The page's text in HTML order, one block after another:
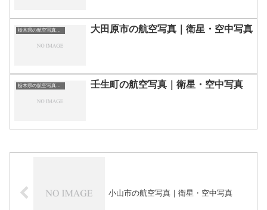
栃木県の航空写真・空中写真 大田原市の航空写真｜衛星・空中写真
栃木県の航空写真・空中写真 壬生町の航空写真｜衛星・空中写真
小山市の航空写真｜衛星・空中写真